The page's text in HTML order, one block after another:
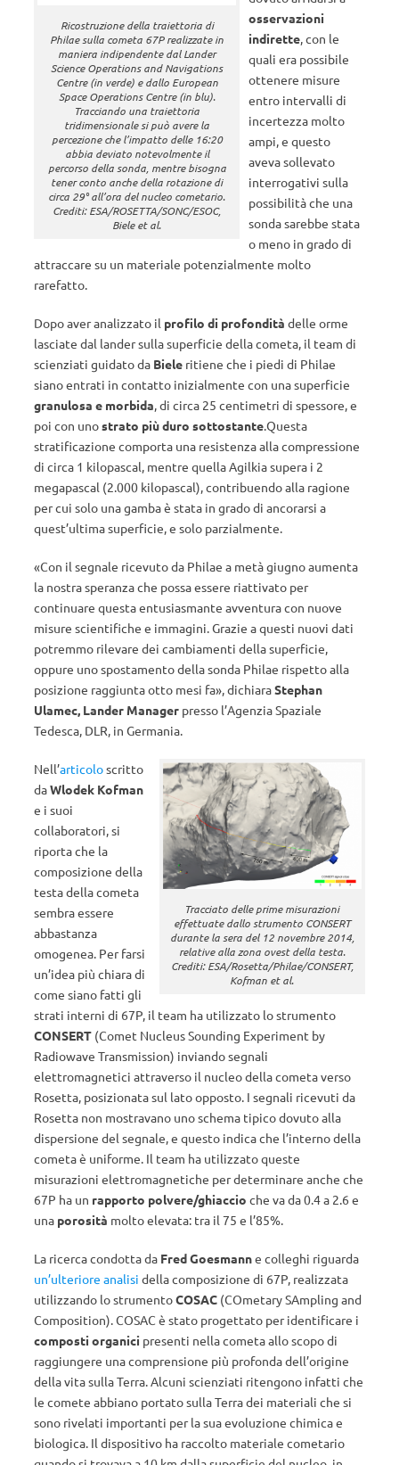
Ricostruzione della traiettoria di
Philae sulla cometa 67P realizzate in
maniera indipendente dal Lander
Science Operations and Navigations
Centre (in verde) e dallo European
Space Operations Centre (in blu).
Tracciando una traiettoria
tridimensionale si può avere la
percezione che l’impatto delle 16:20
abbia deviato notevolmente il
percorso della sonda, mentre bisogna
tener conto anche della rotazione di
circa 29° all’ora del nucleo cometario.
Crediti: ESA/ROSETTA/SONC/ESOC,
Biele et al.
osservazioni
indirette, con le
quali era possibile
ottenere misure
entro intervalli di
incertezza molto
ampi, e questo
aveva sollevato
interrogativi sulla
possibilità che una
sonda sarebbe stata
o meno in grado di
attraccare su un materiale potenzialmente molto
rarefatto.
Dopo aver analizzato il profilo di profondità delle orme
lasciate dal lander sulla superficie della cometa, il team di
scienziati guidato da Biele ritiene che i piedi di Philae
siano entrati in contatto inizialmente con una superficie
granulosa e morbida, di circa 25 centimetri di spessore, e
poi con unostrato più duro sottostante.Questa
stratificazione comporta una resistenza alla compressione
di circa 1 kilopascal, mentre quella Agilkia supera i 2
megapascal (2.000 kilopascal), contribuendo alla ragione
per cui solo una gamba è stata in grado di ancorarsi a
quest’ultima superficie, e solo parzialmente.
«Con il segnale ricevuto da Philae a metà giugno aumenta
la nostra speranza che possa essere riattivato per
continuare questa entusiasmante avventura con nuove
misure scientifiche e immagini. Grazie a questi nuovi dati
potremmo rilevare dei cambiamenti della superficie,
oppure uno spostamento della sonda Philae rispetto alla
posizione raggiunta otto mesi fa», dichiaraStephan
Ulamec, Lander Manager presso l’Agenzia Spaziale
Tedesca, DLR, in Germania.
Tracciato delle prime misurazioni
effettuate dallo strumento CONSERT
durante la sera del 12 novembre 2014,
relative alla zona ovest della testa.
Crediti: ESA/Rosetta/Philae/CONSERT,
Kofman et al.
Nell’articoloscritto
daWlodek Kofman
e i suoi
collaboratori, si
riporta che la
composizione della
testa della cometa
sembra essere
abbastanza
omogenea. Per farsi
un’idea più chiara di
come siano fatti gli
strati interni di 67P, il team ha utilizzato lo strumento
CONSERT (Comet Nucleus Sounding Experiment by
Radiowave Transmission) inviando segnali
elettromagnetici attraverso il nucleo della cometa verso
Rosetta, posizionata sul lato opposto. I segnali ricevuti da
Rosetta non mostravano uno schema tipico dovuto alla
dispersione del segnale, e questo indica che l’interno della
cometa è uniforme. Il team ha utilizzato queste
misurazioni elettromagnetiche per determinare anche che
67P ha un rapporto polvere/ghiaccio che va da 0.4 a 2.6 e
una porosità molto elevata: tra il 75 e l’85%.
La ricerca condotta da Fred Goesmanne colleghi riguarda
un’ulteriore analisi della composizione di 67P, realizzata
utilizzando lo strumentoCOSAC (COmetary SAmpling and
Composition). COSAC è stato progettato per identificare i
composti organici presenti nella cometa allo scopo di
raggiungere una comprensione più profonda dell’origine
della vita sulla Terra. Alcuni scienziati ritengono infatti che
le comete abbiano portato sulla Terra dei materiali che si
sono rivelati importanti per la sua evoluzione chimica e
biologica. Il dispositivo ha raccolto materiale cometario